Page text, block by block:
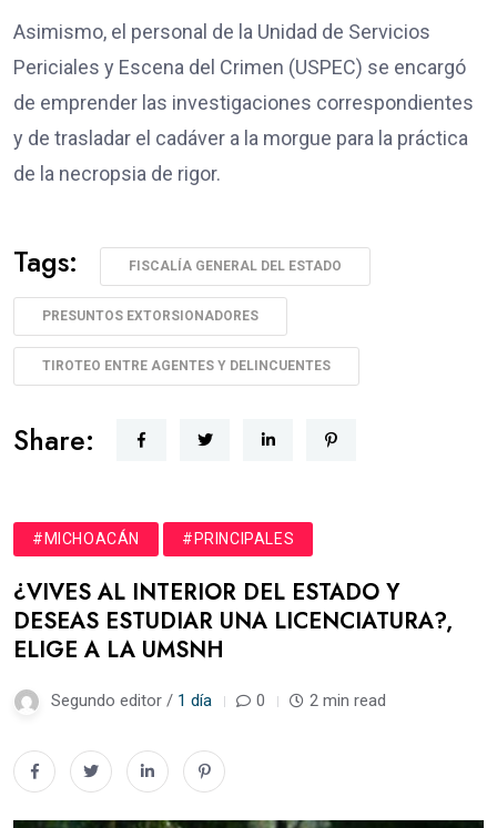
Asimismo, el personal de la Unidad de Servicios
Periciales y Escena del Crimen (USPEC) se encargó
de emprender las investigaciones correspondientes
y de trasladar el cadáver a la morgue para la práctica
de la necropsia de rigor.
Tags: FISCALÍA GENERAL DEL ESTADO
PRESUNTOS EXTORSIONADORES
TIROTEO ENTRE AGENTES Y DELINCUENTES
Share:
#MICHOACÁN #PRINCIPALES
¿VIVES AL INTERIOR DEL ESTADO Y
DESEAS ESTUDIAR UNA LICENCIATURA?,
ELIGE A LA UMSNH
Segundo editor / 1 día 0 2 min read